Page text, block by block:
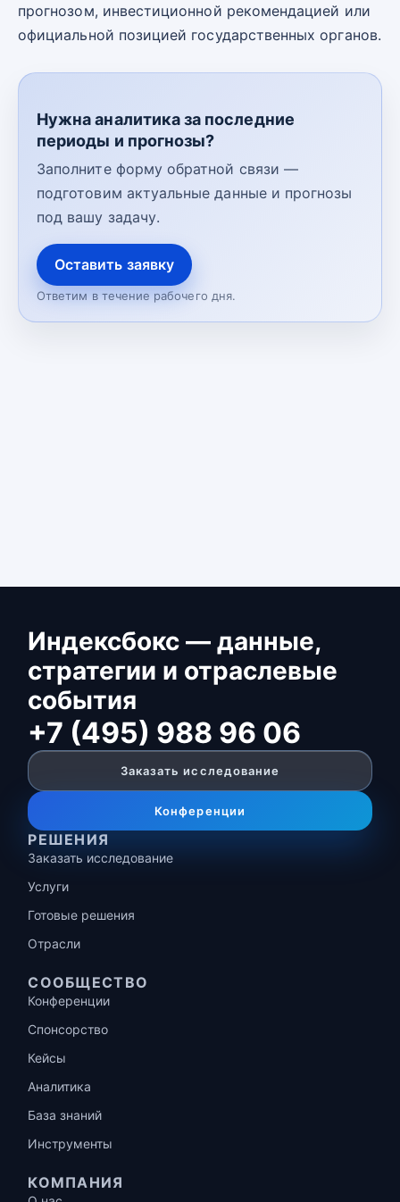
прогнозом, инвестиционной рекомендацией или
официальной позицией государственных органов.
Нужна аналитика за последние
периоды и прогнозы?
Заполните форму обратной связи —
подготовим актуальные данные и прогнозы
под вашу задачу.
Оставить заявку
Ответим в течение рабочего дня.
Индексбокс — данные,
стратегии и отраслевые
события
+7 (495) 988 96 06
Заказать исследование
Конференции
РЕШЕНИЯ
Заказать исследование
Услуги
Готовые решения
Отрасли
СООБЩЕСТВО
Конференции
Спонсорство
Кейсы
Аналитика
База знаний
Инструменты
КОМПАНИЯ